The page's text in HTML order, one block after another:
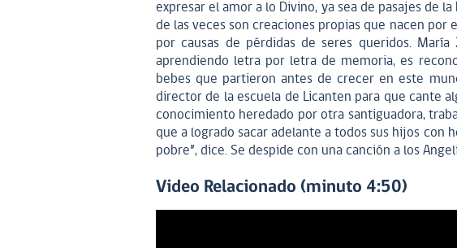
expresar el amor a lo Divino, ya sea de pasajes de
de las veces son creaciones propias que nacen
por causas de pérdidas de seres queridos.
aprendiendo letra por letra de memoria, es
bebes que partieron antes de crecer en este
director de la escuela de Licanten para que cante
conocimiento heredado por otra santiguadora,
que a logrado sacar adelante a todos sus hijos con
pobre”, dice. Se despide con una canción a los
Video Relacionado (minuto 4:50)